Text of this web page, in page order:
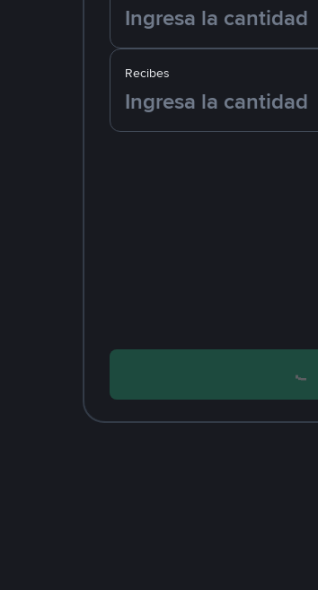
Recibes